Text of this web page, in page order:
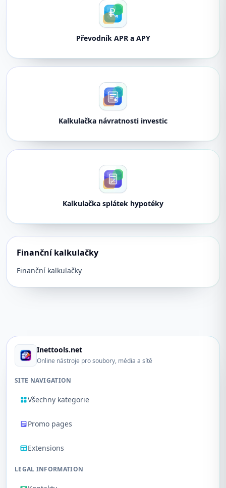
Převodník APR a APY
Kalkulačka návratnosti investic
Kalkulačka splátek hypotéky
Finanční kalkulačky
Finanční kalkulačky
Inettools.net
Online nástroje pro soubory, média a sítě
SITE NAVIGATION
Všechny kategorie
Promo pages
Extensions
LEGAL INFORMATION